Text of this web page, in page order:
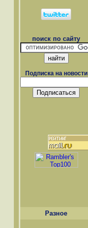
поиск по сайту
Подписка на новости
Разное